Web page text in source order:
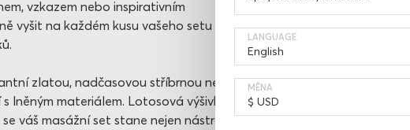
LANGUAGE
MĚNA
vzkazem nebo inspirativním
vyšit na každém kusu vašeho setu –
zlatou, nadčasovou stříbrnou nebo
lněným materiálem. Lotosová výšivka
váš masážní set stane nejen nástrojem